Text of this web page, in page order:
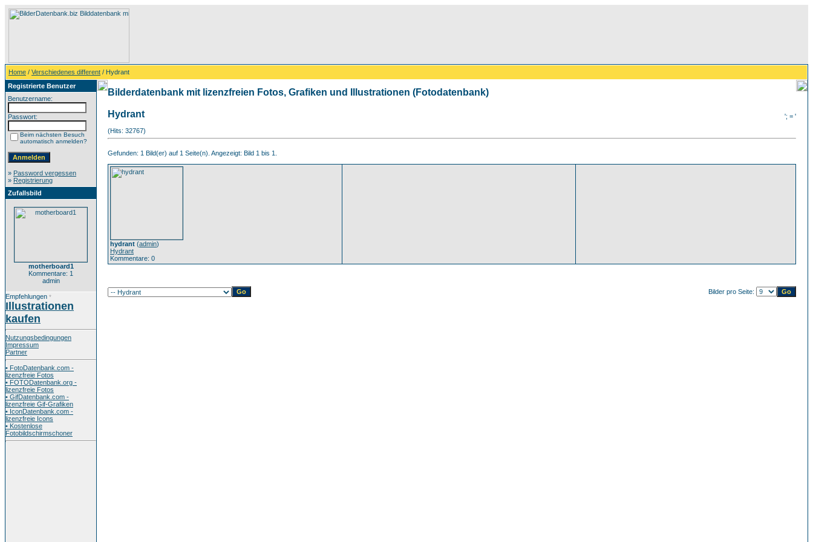
Home / Verschiedenes different / Hydrant
Registrierte Benutzer
Benutzername:
Passwort:
Beim nächsten Besuch
automatisch anmelden?
» Password vergessen
» Registrierung
Zufallsbild
motherboard1
Kommentare: 1
admin
Empfehlungen *
Illustrationen
kaufen
Nutzungsbedingungen
Impressum
Partner
• FotoDatenbank.com -
lizenzfreie Fotos
• FOTODatenbank.org -
lizenzfreie Fotos
• GifDatenbank.com -
lizenzfreie Gif-Grafiken
• IconDatenbank.com -
lizenzfreie Icons
• Kostenlose
Fotobildschirmschoner
Bilderdatenbank mit lizenzfreien Fotos, Grafiken und Illustrationen (Fotodatenbank)
Hydrant
'; = '
(Hits: 32767)
Gefunden: 1 Bild(er) auf 1 Seite(n). Angezeigt: Bild 1 bis 1.
hydrant (admin)
Hydrant
Kommentare: 0
Bilder pro Seite: